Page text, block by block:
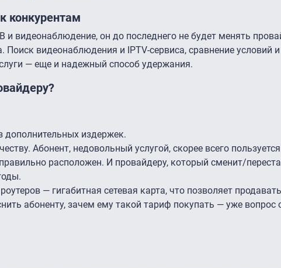
конкурентам
и видеонаблюдение, он до последнего не будет менять
Поиск видеонаблюдения и IPTV-сервиса, сравнение условий
— еще и надежный способ удержания.
дополнительных издержек.
Абонент, недовольный услугой, скорее всего пользуется
расположен. И провайдеру, который сменит/
— гигабитная сетевая карта, что позволяет
абоненту, зачем ему такой тариф покупать — уже вопрос